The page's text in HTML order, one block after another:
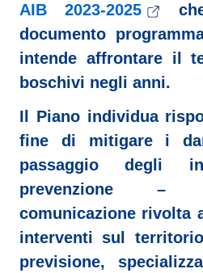
AIB 2023-2025
documento
intende affrontare il
boschivi negli anni.
Il Piano individua
fine di mitigare i
passaggio degli
prevenzione –
comunicazione rivolta
interventi sul
previsione,